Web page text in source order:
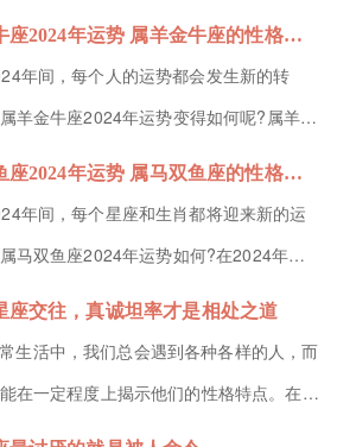
们提供最佳的解决方...
年的工作期间，能够得到领导的重
得升职加薪的机会，所以在财富方面也是比
那么下面就由小编为大家带来属羊白羊座
1、事业...
属羊金牛座2024年运势 属羊金牛座的性格特征
年间，每个人的运势都会发生新的转
羊金牛座2024年运势变得如何呢?属羊的
年里的整体运势不错，但也需要面临
与机会，在财运方面也需要提防投资失败以
，接下来小编就为各位小伙伴带来属羊金
势1、事业运...
属马双鱼座2024年运势 属马双鱼座的性格特征
年间，每个星座和生肖都将迎来新的运
马双鱼座2024年运势如何?在2024年里
座在事业方面充满着机遇，所有的付出都
可，可能会迎来事业的巅峰期，那么接下来
大家带来属马双鱼座的性格特征的解析，
座交往，真诚坦率才是相处之道
生活中，我们总会遇到各种各样的人，而
在一定程度上揭示他们的性格特点。在与
往时，你会发现，真诚与坦率才是与他们